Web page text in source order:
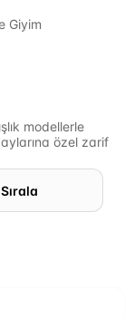
Giyim
modellerle
özel zarif
Sırala